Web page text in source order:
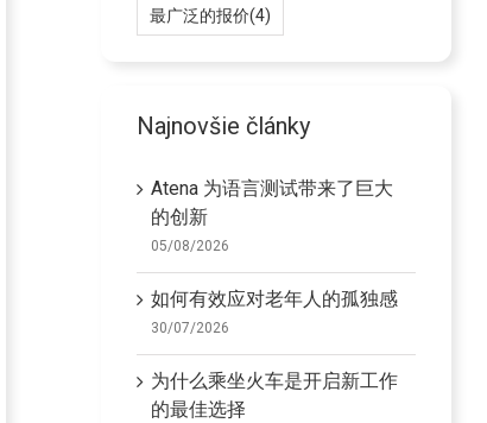
最广泛的报价(4)
Najnovšie články
Atena 为语言测试带来了巨大
的创新
05/08/2026
如何有效应对老年人的孤独感
30/07/2026
为什么乘坐火车是开启新工作
的最佳选择